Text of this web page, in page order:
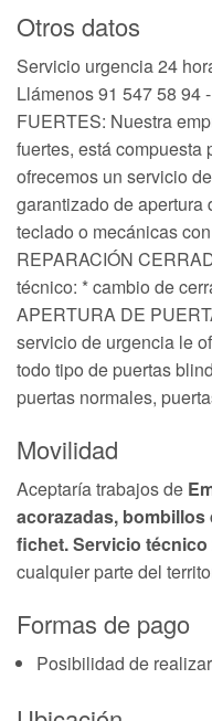
Otros datos
Servicio urgencia 24
Llámenos 91 547 58 94
FUERTES: Nuestra
fuertes, está compuesta
ofrecemos un servicio
garantizado de apertura
teclado o mecánicas
REPARACIÓN
técnico: * cambio de
APERTURA DE
servicio de urgencia le
todo tipo de puertas
puertas normales,
Movilidad
Aceptaría trabajos de
acorazadas,
fichet. Servicio técnico
cualquier parte del
Formas de pago
Posibilidad de